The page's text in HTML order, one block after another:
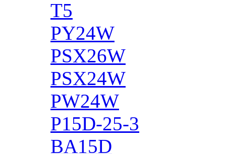
T5
PY24W
PSX26W
PSX24W
PW24W
P15D-25-3
BA15D